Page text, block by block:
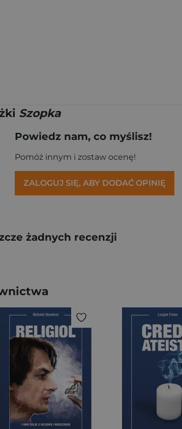
Szopka
Powiedz nam, co myślisz!
Pomóż innym i zostaw ocenę!
ZALOGUJ SIĘ, ABY DODAĆ OPINIĘ
żadnych recenzji